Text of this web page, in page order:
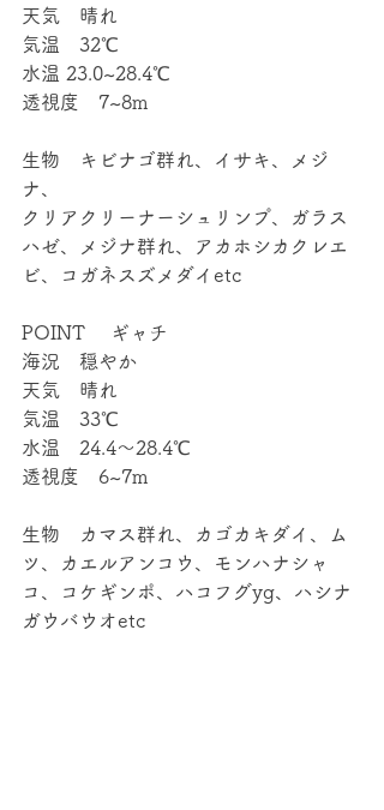
天気　晴れ
気温　32℃
水温 23.0~28.4℃
透視度　7~8m
生物　キビナゴ群れ、イサキ、メジ
ナ、
クリアクリーナーシュリンプ、ガラス
ハゼ、メジナ群れ、アカホシカクレエ
ビ、コガネスズメダイetc
POINT 　ギャチ
海況　穏やか
天気　晴れ
気温　33℃
水温　24.4～28.4℃
透視度　6~7m
生物　カマス群れ、カゴカキダイ、ム
ツ、カエルアンコウ、モンハナシャ
コ、コケギンポ、ハコフグyg、ハシナ
ガウバウオetc